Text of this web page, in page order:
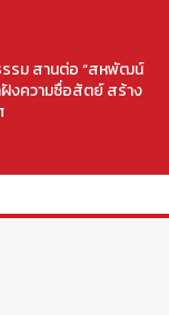
รรม สานต่อ “สหพัฒน์
ฝังความซื่อสัตย์ สร้าง